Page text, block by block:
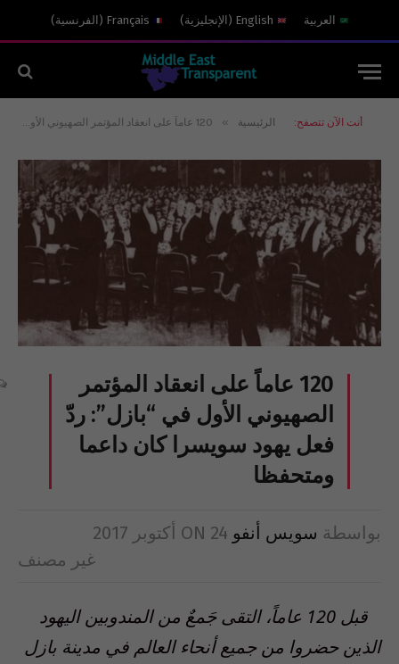
العربية English
( الإنجليزية)
Français
( الفرنسية)
أنت الآن تتصفح: الرئيسية » 120 عاماً على انعقاد المؤتمر الصهيوني الأول في “بازل”: ردّ فعل يهود سويسرا كان داعما ومتحفظا
120 عاماً على انعقاد المؤتمر
الصهيوني الأول في “بازل”: ردّ
فعل يهود سويسرا كان داعما
ومتحفظا
بواسطة سويس أنفو ON 24 أكتوبر 2017
غير مصنف
قبل 120 عاماً، التقى جَمعٌ من المندوبين اليهود
الذين حضروا من جميع أنحاء العالم في مدينة بازل